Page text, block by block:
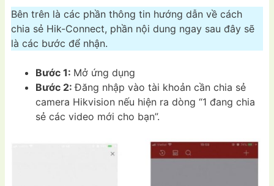
Bên trên là các phần thông tin hướng dẫn về cách
chia sẻ Hik-Connect, phần nội dung ngay sau đây sẽ
là các bước để nhận.
Bước 1: Mở ứng dụng
Bước 2:Đăng nhập vào tài khoản cần chia sẻ
camera Hikvision nếu hiện ra dòng “1 đang chia
sẻ các video mới cho bạn”.